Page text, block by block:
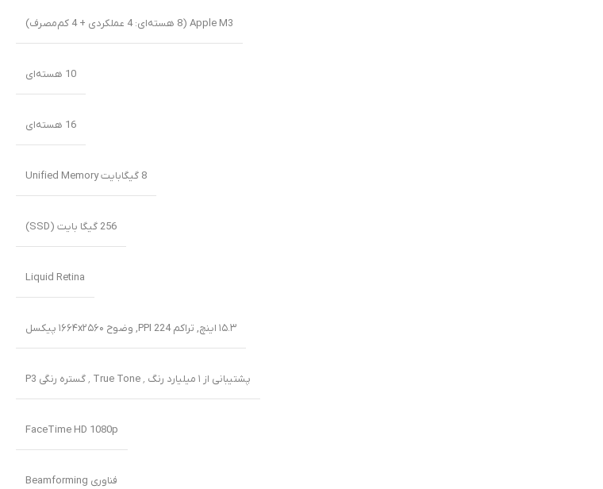
Apple M3 (8 هسته‌ای: 4 عملکردی + 4 کم‌مصرف)
10 هسته‌ای
16 هسته‌ای
8 گیگابایت Unified Memory
256 گیگا بایت (SSD)
Liquid Retina
۱۵.۳ اینچ , تراکم PPI 224 , وضوح ۱۶۶۴x۲۵۶۰ پیکسل
پشتیبانی از ۱ میلیارد رنگ ٬ True Tone ٬ گستره رنگی P3
FaceTime HD 1080p
فناوری Beamforming